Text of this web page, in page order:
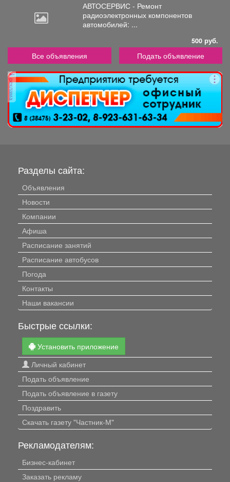
АВТОСЕРВИС - Ремонт
радиоэлектронных компонентов
автомобилей: ...
500 руб.
Все объявления Подать объявление
реклама
Разделы сайта:
Объявления
Новости
Компании
Афиша
Расписание занятий
Расписание автобусов
Погода
Контакты
Наши вакансии
Быстрые ссылки:
Установить приложение
Личный кабинет
Подать объявление
Подать объявление в газету
Поздравить
Скачать газету "Частник-М"
Рекламодателям:
Бизнес-кабинет
Заказать рекламу